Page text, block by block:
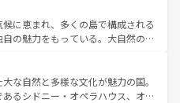
しむこともできる。 なお、新
テンツ一覧 を参照してほしい。
光、ショッピング、エンターテイ
的なスポットだ。一方、アメリカ
、グランドキャニオンやイエロー
は、音楽と美食が融合した独特の
メリカの各地域で異なる魅力を楽
と豊かな歴史を感じることができ
に恵まれ、多くの島で構成される
の魅力をもっている。大自然の神
た、定番の観光地といえばオアフ
めるならマウイ島やカウアイ島が
リーンに輝く海をはじめ、豊かな
な自然と多様な文化が魅力の国。
るシドニー・オペラハウス、オー